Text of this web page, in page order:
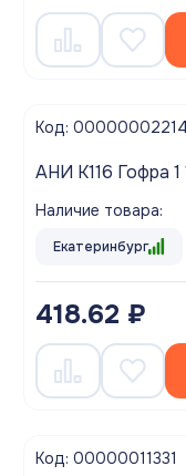
Код: 00000002214
АНИ K116 Гофра
Наличие товара:
Екатеринбург
418.62 ₽
Код: 00000011331